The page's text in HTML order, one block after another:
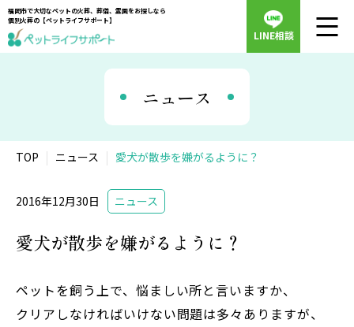
福岡市で大切なペットの火葬、葬儀、霊園をお探しなら
個別火葬の【ペットライフサポート】
LINE相談
ニュース
TOP ニュース 愛犬が散歩を嫌がるように？
2016年12月30日 ニュース
愛犬が散歩を嫌がるように？
ペットを飼う上で、悩ましい所と言いますか、
クリアしなければいけない問題は多々ありますが、